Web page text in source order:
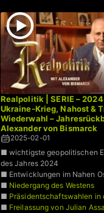
Realpolitik | SERIE –
Ukraine-Krieg, Nahost &
Wiederwahl –
Alexander von Bismarck
2025-02-01
■ wichtigste geopolitischen
des Jahres 2024
■ Entwicklungen im Nahen
■ Niedergang des Westens
■ Präsidentschaftswahlen in
■ Freilassung von Julian